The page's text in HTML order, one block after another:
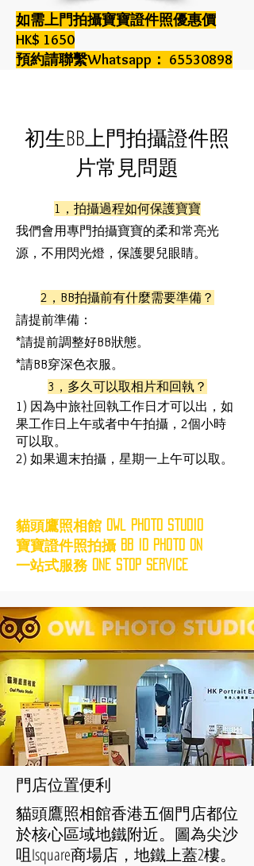
如需上門拍攝寶寶證件照優惠價
HK$ 1650
預約請聯繫Whatsapp： 65530898
初生BB上門拍攝證件照
片常見問題
1，拍攝過程如何保護寶寶
我們會用專門拍攝寶寶的柔和常亮光
源，不用閃光燈，保護嬰兒眼睛。
2，BB拍攝前有什麼需要準備？
請提前準備：
*請提前調整好BB狀態。
*請BB穿深色衣服。
3，多久可以取相片和回執？
1) 因為中旅社回執工作日才可以出，如
果工作日上午或者中午拍攝，2個小時
可以取。
2) 如果週末拍攝，星期一上午可以取。
貓頭鷹照相館 Owl Photo Studio
寶寶證件照拍攝 BB ID Photo On
一站式服務 One Stop Service
​門店位置便利
貓頭鷹照相館香港五個門店都位
於核心區域地鐵附近。圖為尖沙
咀Isquare商場店，地鐵上蓋2樓。